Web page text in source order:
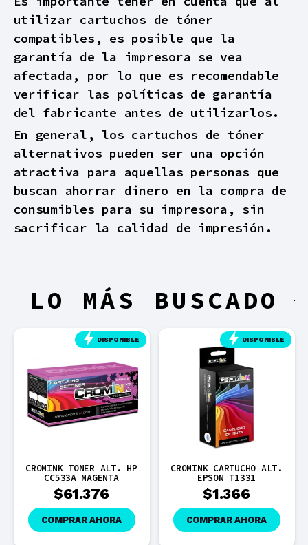
utilizar cartuchos de tóner
compatibles, es posible que la
garantía de la impresora se vea
afectada, por lo que es recomendable
verificar las políticas de garantía
del fabricante antes de utilizarlos.
En general, los cartuchos de tóner
alternativos pueden ser una opción
atractiva para aquellas personas que
buscan ahorrar dinero en la compra de
consumibles para su impresora, sin
sacrificar la calidad de impresión.
LO MÁS BUSCADO
HP
DISPONIBLE
CROMINK CARTUCHO ALT.
EPSON T1331
$1.366
COMPRAR AHORA
CROMINK TONER
SAMSUNG MLT-
$100.286
COMPRAR AHORA